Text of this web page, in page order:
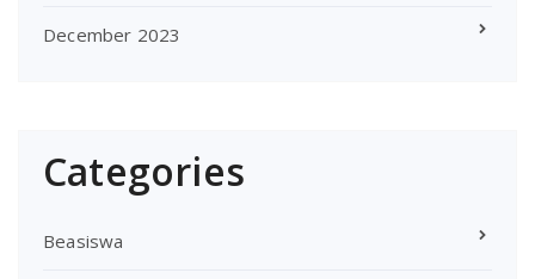
December 2023
Categories
Beasiswa